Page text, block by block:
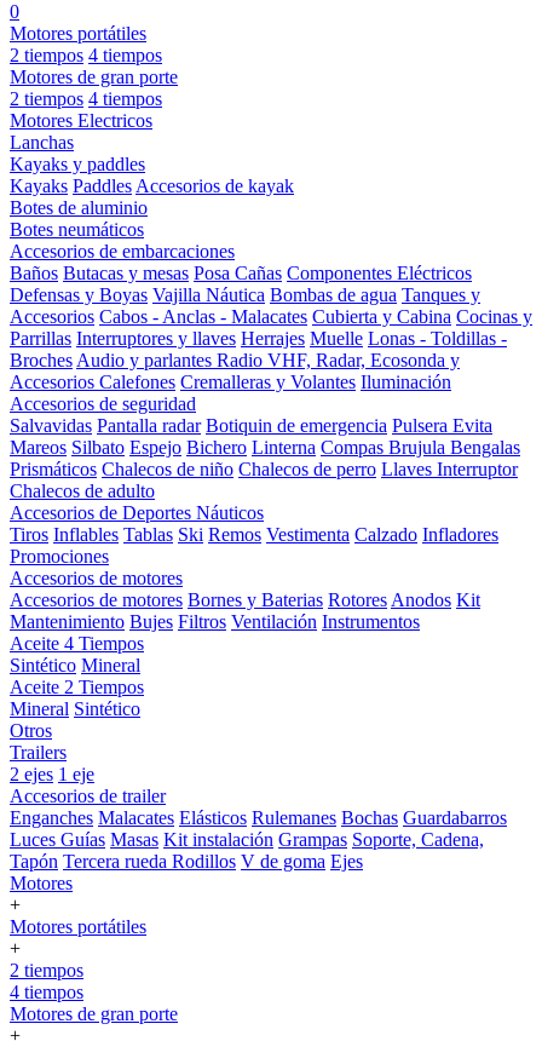
0
Motores portátiles
2 tiempos 4 tiempos
Motores de gran porte
2 tiempos 4 tiempos
Motores Electricos
Lanchas
Kayaks y paddles
Kayaks Paddles Accesorios de kayak
Botes de aluminio
Botes neumáticos
Accesorios de embarcaciones
Baños Butacas y mesas Posa Cañas Componentes Eléctricos
Defensas y Boyas Vajilla Náutica Bombas de agua Tanques y
Accesorios Cabos - Anclas - Malacates Cubierta y Cabina Cocinas y
Parrillas Interruptores y llaves Herrajes Muelle Lonas - Toldillas -
Broches Audio y parlantes Radio VHF, Radar, Ecosonda y
Accesorios Calefones Cremalleras y Volantes Iluminación
Accesorios de seguridad
Salvavidas Pantalla radar Botiquin de emergencia Pulsera Evita
Mareos Silbato Espejo Bichero Linterna Compas Brujula Bengalas
Prismáticos Chalecos de niño Chalecos de perro Llaves Interruptor
Chalecos de adulto
Accesorios de Deportes Náuticos
Tiros Inflables Tablas Ski Remos Vestimenta Calzado Infladores
Promociones
Accesorios de motores
Accesorios de motores Bornes y Baterias Rotores Anodos Kit
Mantenimiento Bujes Filtros Ventilación Instrumentos
Aceite 4 Tiempos
Sintético Mineral
Aceite 2 Tiempos
Mineral Sintético
Otros
Trailers
2 ejes 1 eje
Accesorios de trailer
Enganches Malacates Elásticos Rulemanes Bochas Guardabarros
Luces Guías Masas Kit instalación Grampas Soporte, Cadena,
Tapón Tercera rueda Rodillos V de goma Ejes
Motores
+
Motores portátiles
+
2 tiempos
4 tiempos
Motores de gran porte
+